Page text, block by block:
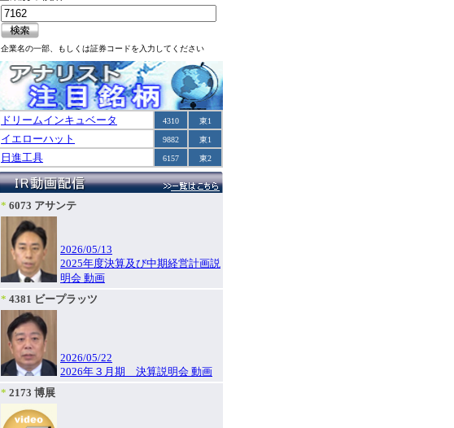
企業名の一部、もしくは証券コードを入力してください
ドリームインキュベータ 4310 東1
イエローハット 9882 東1
日進工具 6157 東2
* 6073 アサンテ
2026/05/13
2025年度決算及び中期経営計画説
明会 動画
* 4381 ビープラッツ
2026/05/22
2026年３月期 決算説明会 動画
* 2173 博展